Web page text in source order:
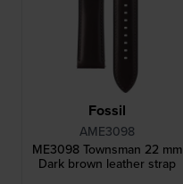
Fossil
AME3098
ME3098 Townsman 22 mm
Dark brown leather strap